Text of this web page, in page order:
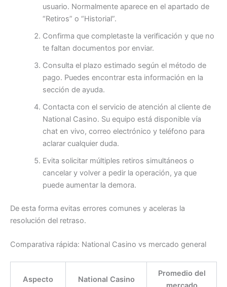
usuario. Normalmente aparece en el apartado de
“Retiros” o “Historial”.
Confirma que completaste la verificación y que no
te faltan documentos por enviar.
Consulta el plazo estimado según el método de
pago. Puedes encontrar esta información en la
sección de ayuda.
Contacta con el servicio de atención al cliente de
National Casino. Su equipo está disponible vía
chat en vivo, correo electrónico y teléfono para
aclarar cualquier duda.
Evita solicitar múltiples retiros simultáneos o
cancelar y volver a pedir la operación, ya que
puede aumentar la demora.
De esta forma evitas errores comunes y aceleras la
resolución del retraso.
Comparativa rápida: National Casino vs mercado general
Aspecto National Casino
Promedio del